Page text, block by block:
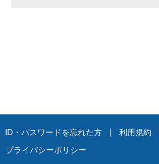
ID・パスワードを忘れた方 利用規約
プライバシーポリシー